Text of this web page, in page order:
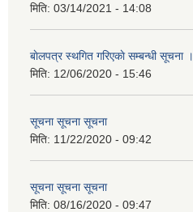
मिति: 03/14/2021 - 14:08
बाेलपत्र स्थगित गरिएकाे सम्बन्धी सूचना ।
मिति: 12/06/2020 - 15:46
सूचना सूचना सूचना
मिति: 11/22/2020 - 09:42
सूचना सूचना सूचना
मिति: 08/16/2020 - 09:47